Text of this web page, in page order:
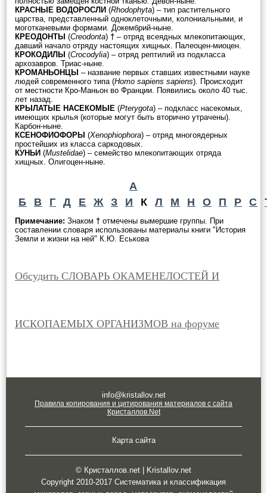
КРАСНЫЕ ВОДОРОСЛИ (Rhodophyta) – тип растительного
царства, представленный одноклеточными, колониальными, и
моготканевыми формами. Докембрий-ныне.
КРЕОДОНТЫ (Creodonta) † – отряд всеядных млекопитающих,
давший начало отряду настоящих хищных. Палеоцен-миоцен.
КРОКОДИЛЫ (Crocodylia) – отряд рептилий из подкласса
архозавров. Триас-ныне.
КРОМАНЬОНЦЫ – название первых ставших известными науке
людей современного типа (Homo sapiens sapiens). Происходит
от местности Кро-Маньон во Франции. Появились около 40 тыс.
лет назад.
КРЫЛАТЫЕ НАСЕКОМЫЕ (Pterygota) – подкласс насекомых,
имеющих крылья (которые могут быть вторично утрачены).
Карбон-ныне.
КСЕНОФИОФОРЫ (Xenophiophora) – отряд многоядерных
простейших из класса саркодовых.
КУНЬИ (Mustelidae) – семейство млекопитающих отряда
хищных. Олигоцен-ныне.
А
Б
В Г Д Е Ж З И К Л М Н О П Р С
Примечание: Знаком † отмечены вымершие группы. При
составлении словаря использованы материалы книги "История
Земли и жизни на ней" К.Ю. Еськова
Обсудить СЛОВАРЬ ОКАМЕНЕЛОСТЕЙ И
ИСКОПАЕМЫХ ОРГАНИЗМОВ на форуме
info@kristallov.net
Правила копирования и цитирования материалов с сайта
Кристаллов.Net
Карта сайта
© Кристаллов.net | Kristallov.net
Copyright 2010-2017 Систематика и классификация